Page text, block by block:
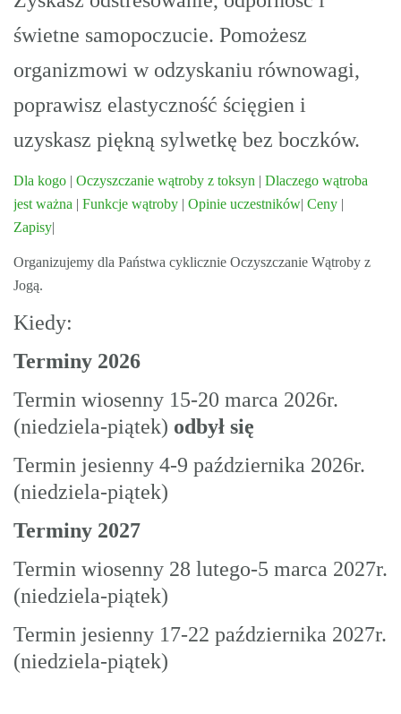
świetne samopoczucie. Pomożesz
organizmowi w odzyskaniu równowagi,
poprawisz elastyczność ścięgien i
uzyskasz piękną sylwetkę bez boczków.
Dla kogo | Oczyszczanie wątroby z toksyn | Dlaczego wątroba
jest ważna | Funkcje wątroby | Opinie uczestników| Ceny |
Zapisy|
Organizujemy dla Państwa cyklicznie Oczyszczanie Wątroby z
Jogą.
Kiedy:
Terminy 2026
Termin wiosenny 15-20 marca 2026r.
(niedziela-piątek) odbył się
Termin jesienny 4-9 października 2026r.
(niedziela-piątek)
Terminy 2027
Termin wiosenny 28 lutego-5 marca 2027r.
(niedziela-piątek)
Termin jesienny 17-22 października 2027r.
(niedziela-piątek)